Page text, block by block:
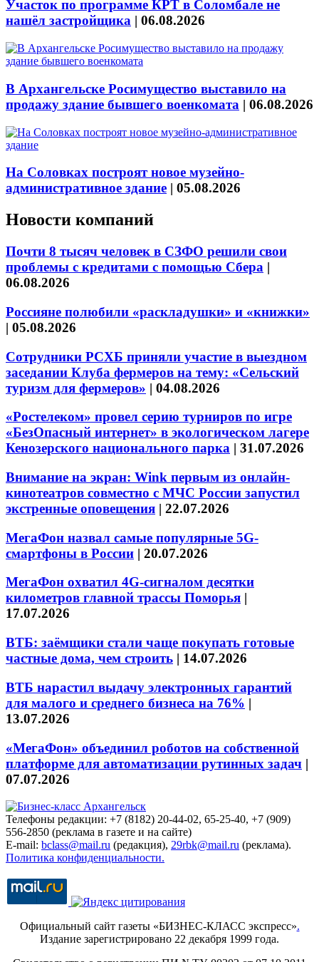
Участок по программе КРТ в Соломбале не
нашёл застройщика | 06.08.2026
В Архангельске Росимущество выставило на
продажу здание бывшего военкомата | 06.08.2026
На Соловках построят новое музейно-
административное здание | 05.08.2026
Новости компаний
Почти 8 тысяч человек в СЗФО решили свои
проблемы с кредитами с помощью Сбера |
06.08.2026
Россияне полюбили «раскладушки» и «книжки»
| 05.08.2026
Сотрудники РСХБ приняли участие в выездном
заседании Клуба фермеров на тему: «Сельский
туризм для фермеров» | 04.08.2026
«Ростелеком» провел серию турниров по игре
«БезОпасный интернет» в экологическом лагере
Кенозерского национального парка | 31.07.2026
Внимание на экран: Wink первым из онлайн-
кинотеатров совместно с МЧС России запустил
экстренные оповещения | 22.07.2026
МегаФон назвал самые популярные 5G-
смартфоны в России | 20.07.2026
МегаФон охватил 4G-сигналом десятки
километров главной трассы Поморья |
17.07.2026
ВТБ: заёмщики стали чаще покупать готовые
частные дома, чем строить | 14.07.2026
ВТБ нарастил выдачу электронных гарантий
для малого и среднего бизнеса на 76% |
13.07.2026
«МегаФон» объединил роботов на собственной
платформе для автоматизации рутинных задач |
07.07.2026
Телефоны редакции: +7 (8182) 20-44-02, 65-25-40, +7 (909)
556-2850 (реклама в газете и на сайте)
E-mail: bclass@mail.ru (редакция), 29rbk@mail.ru (реклама).
Политика конфиденциальности.
Официальный сайт газеты «БИЗНЕС-КЛАСС экспресс».
Издание зарегистрировано 22 декабря 1999 года.